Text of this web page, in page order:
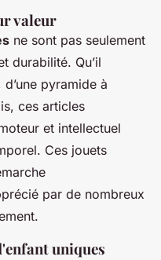
valeur
ne sont pas seulement
durabilité. Qu’il
pyramide à
ces articles
et intellectuel
Ces jouets
par de nombreux
uniques